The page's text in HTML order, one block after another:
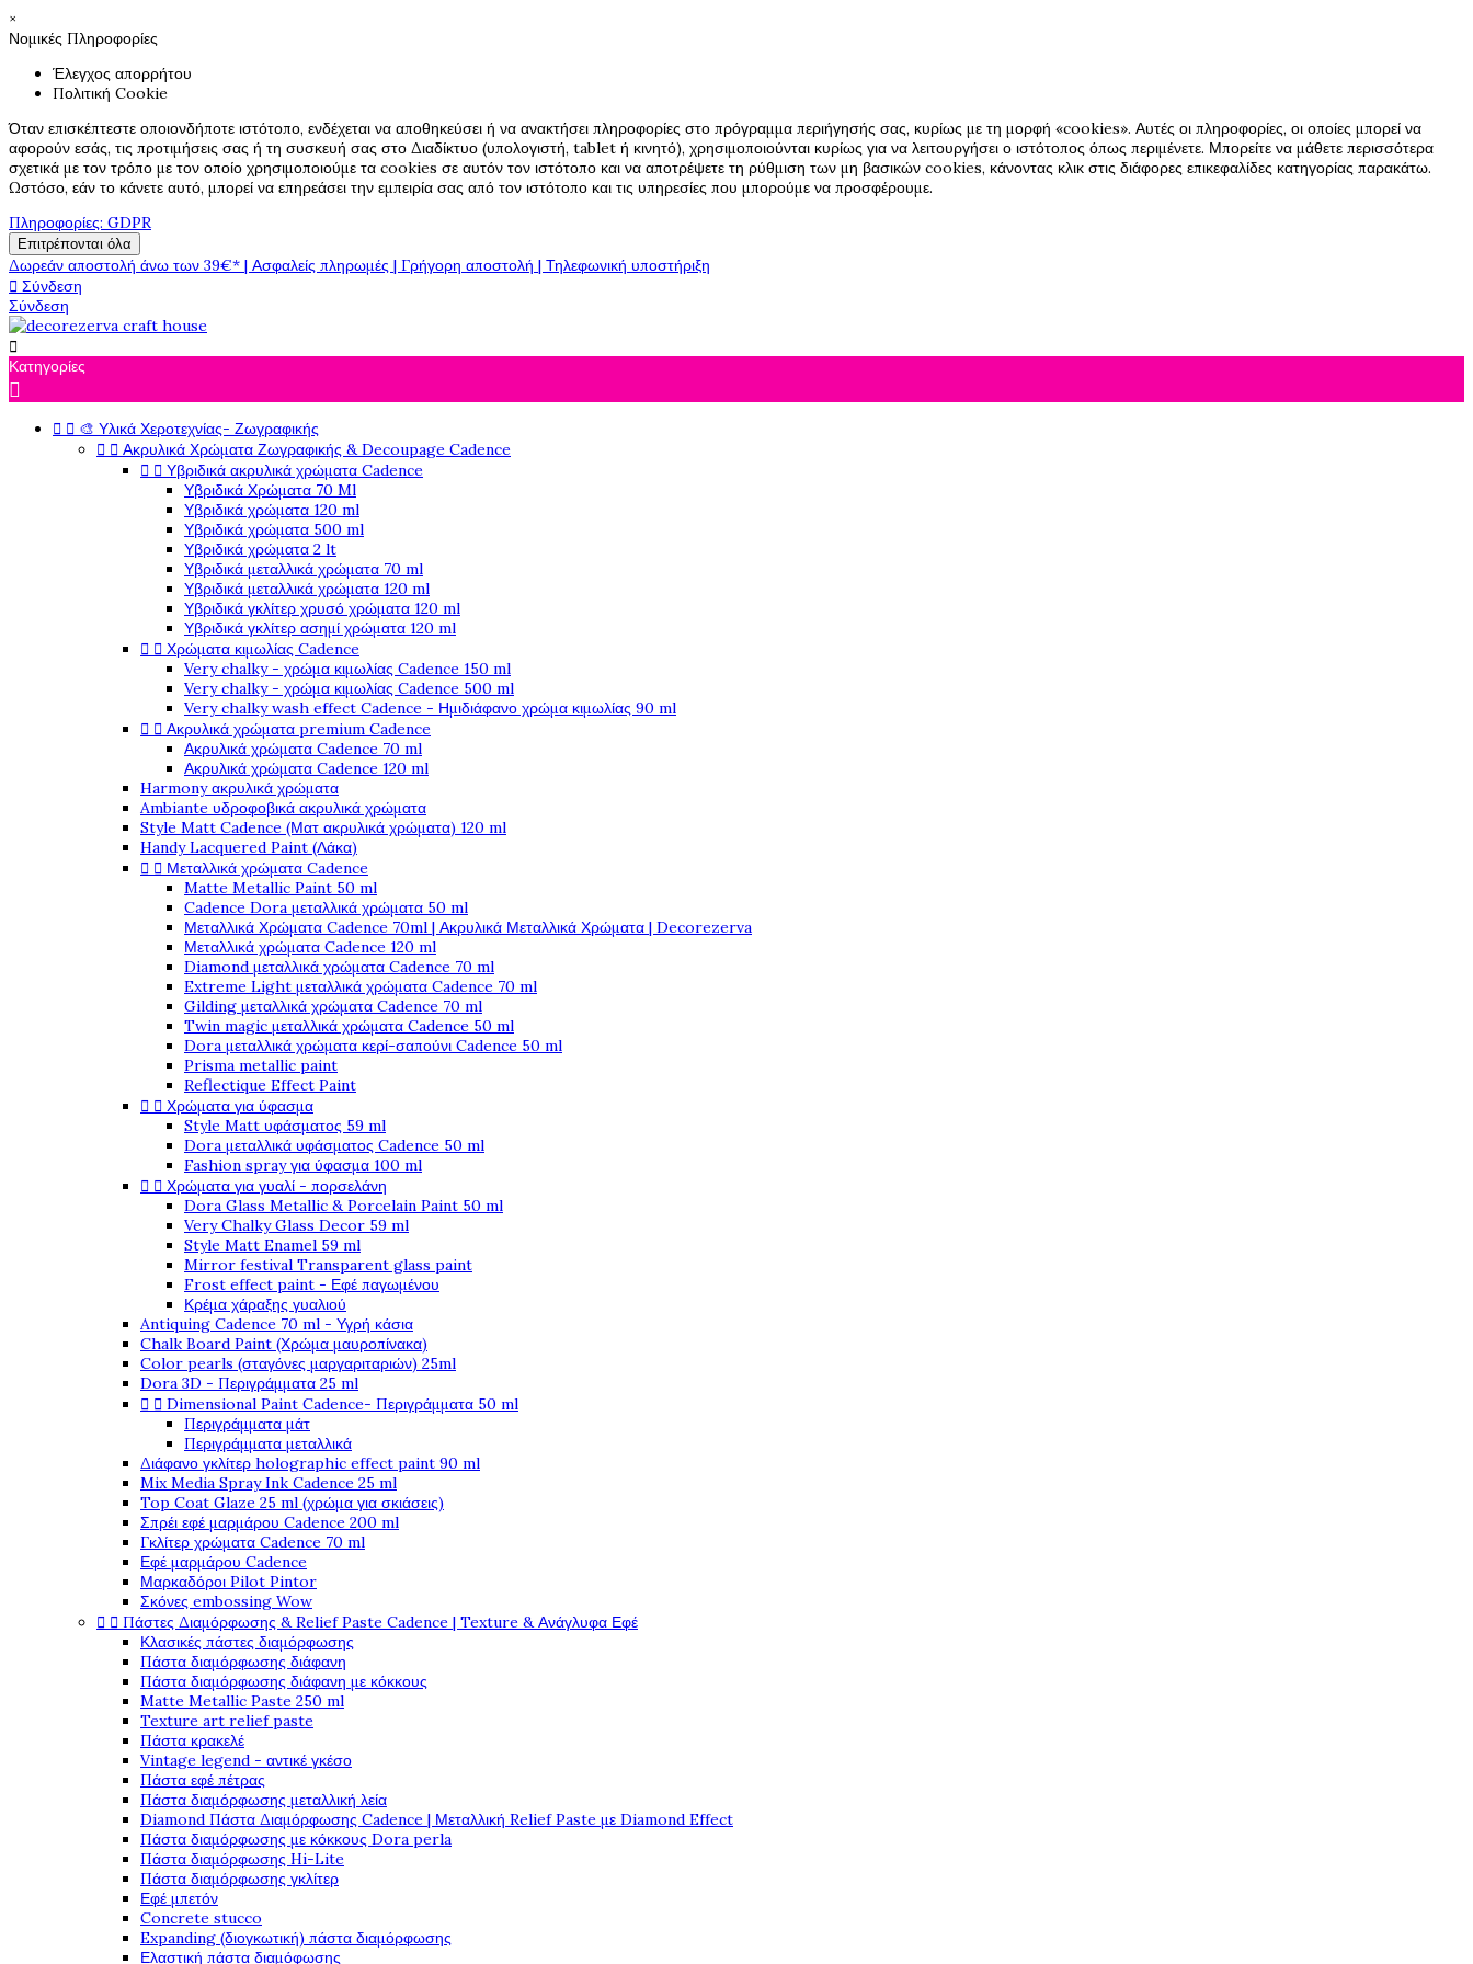
×
Νομικές Πληροφορίες
Έλεγχος απορρήτου
Πολιτική Cookie
Όταν επισκέπτεστε οποιονδήποτε ιστότοπο, ενδέχεται να αποθηκεύσει ή να ανακτήσει πληροφορίες στο πρόγραμμα περιήγησής σας, κυρίως με τη μορφή «cookies». Αυτές οι πληροφορίες, οι οποίες μπορεί να
αφορούν εσάς, τις προτιμήσεις σας ή τη συσκευή σας στο Διαδίκτυο (υπολογιστή, tablet ή κινητό), χρησιμοποιούνται κυρίως για να λειτουργήσει ο ιστότοπος όπως περιμένετε. Μπορείτε να μάθετε περισσότερα
σχετικά με τον τρόπο με τον οποίο χρησιμοποιούμε τα cookies σε αυτόν τον ιστότοπο και να αποτρέψετε τη ρύθμιση των μη βασικών cookies, κάνοντας κλικ στις διάφορες επικεφαλίδες κατηγορίας παρακάτω.
Ωστόσο, εάν το κάνετε αυτό, μπορεί να επηρεάσει την εμπειρία σας από τον ιστότοπο και τις υπηρεσίες που μπορούμε να προσφέρουμε.
Πληροφορίες: GDPR
Επιτρέπονται όλα
Δωρεάν αποστολή άνω των 39€* | Ασφαλείς πληρωμές | Γρήγορη αποστολή | Τηλεφωνική υποστήριξη
 Σύνδεση
Σύνδεση

Κατηγορίες

  🎨 Υλικά Χεροτεχνίας- Ζωγραφικής
  Ακρυλικά Χρώματα Ζωγραφικής & Decoupage Cadence
  Υβριδικά ακρυλικά χρώματα Cadence
Υβριδικά Χρώματα 70 Ml
Υβριδικά χρώματα 120 ml
Υβριδικά χρώματα 500 ml
Υβριδικά χρώματα 2 lt
Υβριδικά μεταλλικά χρώματα 70 ml
Υβριδικά μεταλλικά χρώματα 120 ml
Υβριδικά γκλίτερ χρυσό χρώματα 120 ml
Υβριδικά γκλίτερ ασημί χρώματα 120 ml
  Χρώματα κιμωλίας Cadence
Very chalky - χρώμα κιμωλίας Cadence 150 ml
Very chalky - χρώμα κιμωλίας Cadence 500 ml
Very chalky wash effect Cadence - Ημιδιάφανο χρώμα κιμωλίας 90 ml
  Ακρυλικά χρώματα premium Cadence
Ακρυλικά χρώματα Cadence 70 ml
Ακρυλικά χρώματα Cadence 120 ml
Harmony ακρυλικά χρώματα
Ambiante υδροφοβικά ακρυλικά χρώματα
Style Matt Cadence (Ματ ακρυλικά χρώματα) 120 ml
Handy Lacquered Paint (Λάκα)
  Μεταλλικά χρώματα Cadence
Matte Metallic Paint 50 ml
Cadence Dora μεταλλικά χρώματα 50 ml
Μεταλλικά Χρώματα Cadence 70ml | Ακρυλικά Μεταλλικά Χρώματα | Decorezerva
Μεταλλικά χρώματα Cadence 120 ml
Diamond μεταλλικά χρώματα Cadence 70 ml
Extreme Light μεταλλικά χρώματα Cadence 70 ml
Gilding μεταλλικά χρώματα Cadence 70 ml
Twin magic μεταλλικά χρώματα Cadence 50 ml
Dora μεταλλικά χρώματα κερί-σαπούνι Cadence 50 ml
Prisma metallic paint
Reflectique Effect Paint
  Χρώματα για ύφασμα
Style Matt υφάσματος 59 ml
Dora μεταλλικά υφάσματος Cadence 50 ml
Fashion spray για ύφασμα 100 ml
  Χρώματα για γυαλί - πορσελάνη
Dora Glass Metallic & Porcelain Paint 50 ml
Very Chalky Glass Decor 59 ml
Style Matt Enamel 59 ml
Mirror festival Transparent glass paint
Frost effect paint - Εφέ παγωμένου
Κρέμα χάραξης γυαλιού
Antiquing Cadence 70 ml - Υγρή κάσια
Chalk Board Paint (Χρώμα μαυροπίνακα)
Color pearls (σταγόνες μαργαριταριών) 25ml
Dora 3D - Περιγράμματα 25 ml
  Dimensional Paint Cadence- Περιγράμματα 50 ml
Περιγράμματα μάτ
Περιγράμματα μεταλλικά
Διάφανο γκλίτερ holographic effect paint 90 ml
Mix Media Spray Ink Cadence 25 ml
Top Coat Glaze 25 ml (χρώμα για σκιάσεις)
Σπρέι εφέ μαρμάρου Cadence 200 ml
Γκλίτερ χρώματα Cadence 70 ml
Εφέ μαρμάρου Cadence
Μαρκαδόροι Pilot Pintor
Σκόνες embossing Wow
  Πάστες Διαμόρφωσης & Relief Paste Cadence | Texture & Ανάγλυφα Εφέ
Κλασικές πάστες διαμόρφωσης
Πάστα διαμόρφωσης διάφανη
Πάστα διαμόρφωσης διάφανη με κόκκους
Matte Metallic Paste 250 ml
Texture art relief paste
Πάστα κρακελέ
Vintage legend - αντικέ γκέσο
Πάστα εφέ πέτρας
Πάστα διαμόρφωσης μεταλλική λεία
Diamond Πάστα Διαμόρφωσης Cadence | Μεταλλική Relief Paste με Diamond Effect
Πάστα διαμόρφωσης με κόκκους Dora perla
Πάστα διαμόρφωσης Hi-Lite
Πάστα διαμόρφωσης γκλίτερ
Εφέ μπετόν
Concrete stucco
Expanding (διογκωτική) πάστα διαμόρφωσης
Ελαστική πάστα διαμόφωσης